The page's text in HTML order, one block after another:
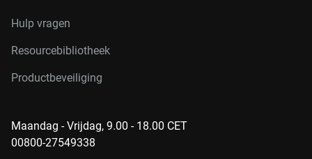
Hulp vragen
Resourcebibliotheek
Productbeveiliging
Maandag - Vrijdag, 9.00 - 18.00 CET
00800-27549338